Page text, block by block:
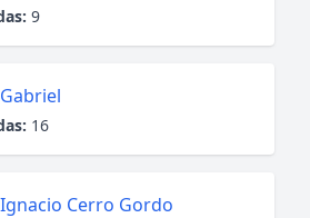
9
16
Cerro Gordo